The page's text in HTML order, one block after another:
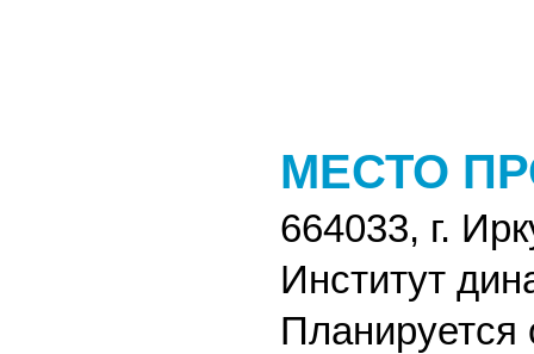
МЕСТО
664033, г.
Институт